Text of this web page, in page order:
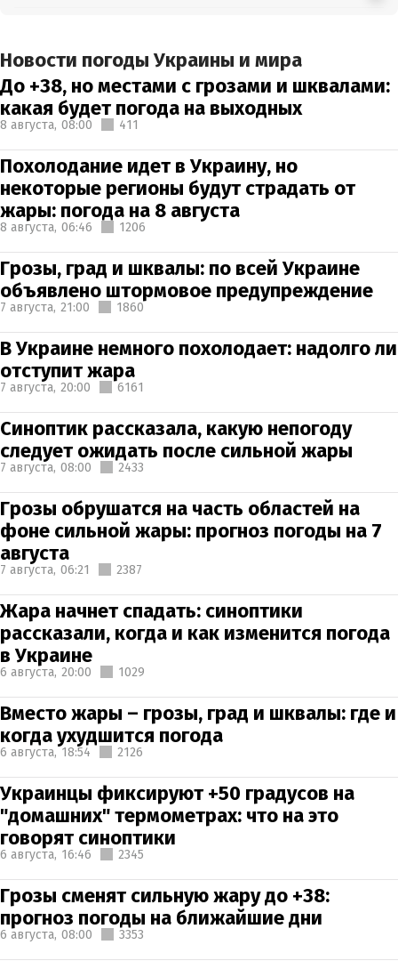
Новости погоды Украины и мира
До +38, но местами с грозами и шквалами:
какая будет погода на выходных
8 августа, 08:00 411
Похолодание идет в Украину, но
некоторые регионы будут страдать от
жары: погода на 8 августа
8 августа, 06:46 1206
Грозы, град и шквалы: по всей Украине
объявлено штормовое предупреждение
7 августа, 21:00 1860
В Украине немного похолодает: надолго ли
отступит жара
7 августа, 20:00 6161
Синоптик рассказала, какую непогоду
следует ожидать после сильной жары
7 августа, 08:00 2433
Грозы обрушатся на часть областей на
фоне сильной жары: прогноз погоды на 7
августа
7 августа, 06:21 2387
Жара начнет спадать: синоптики
рассказали, когда и как изменится погода
в Украине
6 августа, 20:00 1029
Вместо жары – грозы, град и шквалы: где и
когда ухудшится погода
6 августа, 18:54 2126
Украинцы фиксируют +50 градусов на
"домашних" термометрах: что на это
говорят синоптики
6 августа, 16:46 2345
Грозы сменят сильную жару до +38:
прогноз погоды на ближайшие дни
6 августа, 08:00 3353